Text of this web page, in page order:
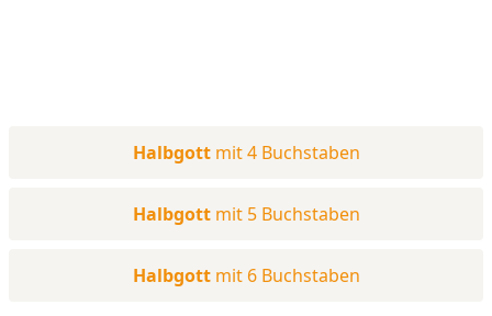
Halbgott mit 4 Buchstaben
Halbgott mit 5 Buchstaben
Halbgott mit 6 Buchstaben